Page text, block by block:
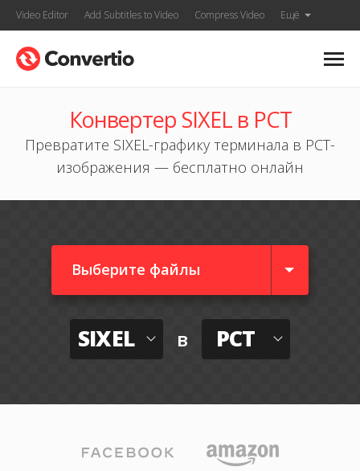
Video Editor Add Subtitles to Video Compress Video Ещё
Конвертер SIXEL в PCT
Превратите SIXEL-графику терминала в PCT-
изображения — бесплатно онлайн
Выберите файлы
SIXEL в PCT